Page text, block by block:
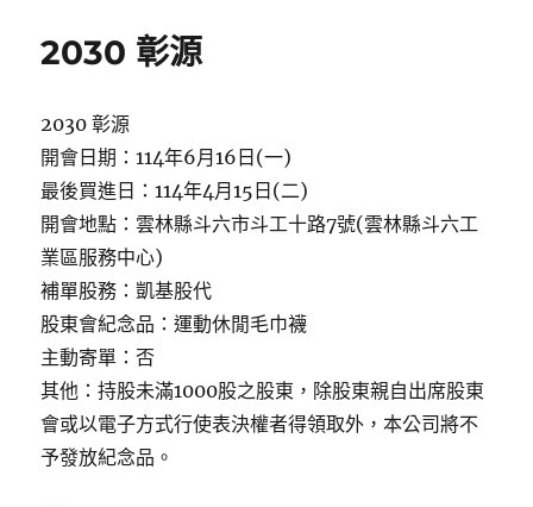
2030 彰源
2030 彰源
開會日期：114年6月16日(一)
最後買進日：114年4月15日(二)
開會地點：雲林縣斗六市斗工十路7號(雲林縣斗六工
業區服務中心)
補單股務：凱基股代
股東會紀念品：運動休閒毛巾襪
主動寄單：否
其他：持股未滿1000股之股東，除股東親自出席股東
會或以電子方式行使表決權者得領取外，本公司將不
予發放紀念品。